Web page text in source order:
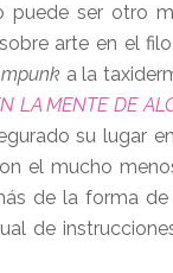
puede ser otro
arte en el
a la
LA MENTE DE
su lugar
el mucho
de la forma
de